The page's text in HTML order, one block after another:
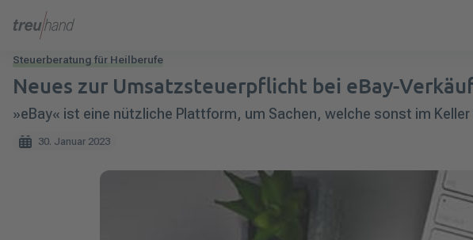
Steuerberatung für Heilberufe
Neues zur Umsatzsteuerpflicht bei eBay-
»eBay« ist eine nützliche Plattform, um Sachen, welche sonst im
30. Januar 2023